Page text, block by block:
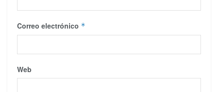
Correo electrónico *
Web